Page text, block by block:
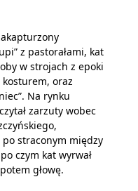
z pastorałami, kat
w strojach z epoki
oraz
Na rynku
zarzuty wobec
straconym między
czym kat wyrwał
głowę.